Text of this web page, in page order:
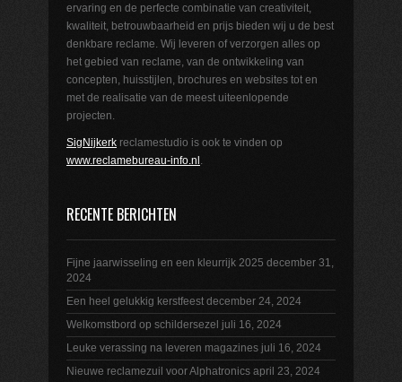
ervaring en de perfecte combinatie van creativiteit,
kwaliteit, betrouwbaarheid en prijs bieden wij u de best
denkbare reclame. Wij leveren of verzorgen alles op
het gebied van reclame, van de ontwikkeling van
concepten, huisstijlen, brochures en websites tot en
met de realisatie van de meest uiteenlopende
projecten.
SigNijkerk reclamestudio is ook te vinden op
www.reclamebureau-info.nl
RECENTE BERICHTEN
Fijne jaarwisseling en een kleurrijk 2025 december 31,
2024
Een heel gelukkig kerstfeest december 24, 2024
Welkomstbord op schildersezel juli 16, 2024
Leuke verassing na leveren magazines juli 16, 2024
Nieuwe reclamezuil voor Alphatronics april 23, 2024